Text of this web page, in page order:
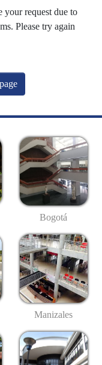
your request due to
Please try again
Bogotá
Manizales